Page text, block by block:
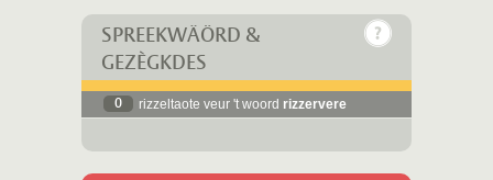
SPREEKWÄÖRD &
GEZÈGKDES
0 rizzeltaote veur 't woord rizzervere